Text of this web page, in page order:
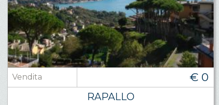
Vendita € 0
RAPALLO